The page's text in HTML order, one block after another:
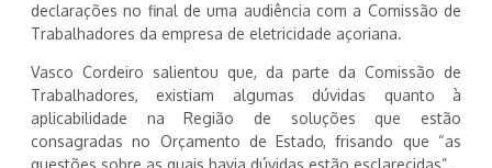
declarações no final de uma audiência com a Comissão de
Trabalhadores da empresa de eletricidade açoriana.
Vasco Cordeiro salientou que, da parte da Comissão de
Trabalhadores, existiam algumas dúvidas quanto à
aplicabilidade na Região de soluções que estão
consagradas no Orçamento de Estado, frisando que “as